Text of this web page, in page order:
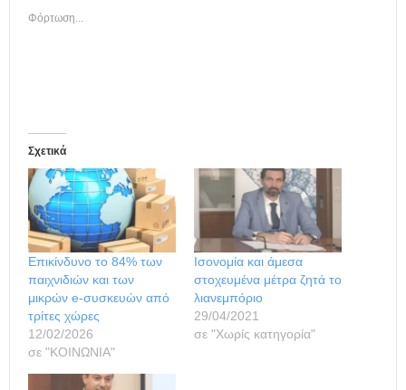
Φόρτωση...
Σχετικά
Επικίνδυνο το 84% των
παιχνιδιών και των
μικρών e-συσκευών από
τρίτες χώρες
12/02/2026
σε "ΚΟΙΝΩΝΙΑ"
Ισονομία και άμεσα
στοχευμένα μέτρα ζητά το
λιανεμπόριο
29/04/2021
σε "Χωρίς κατηγορία"